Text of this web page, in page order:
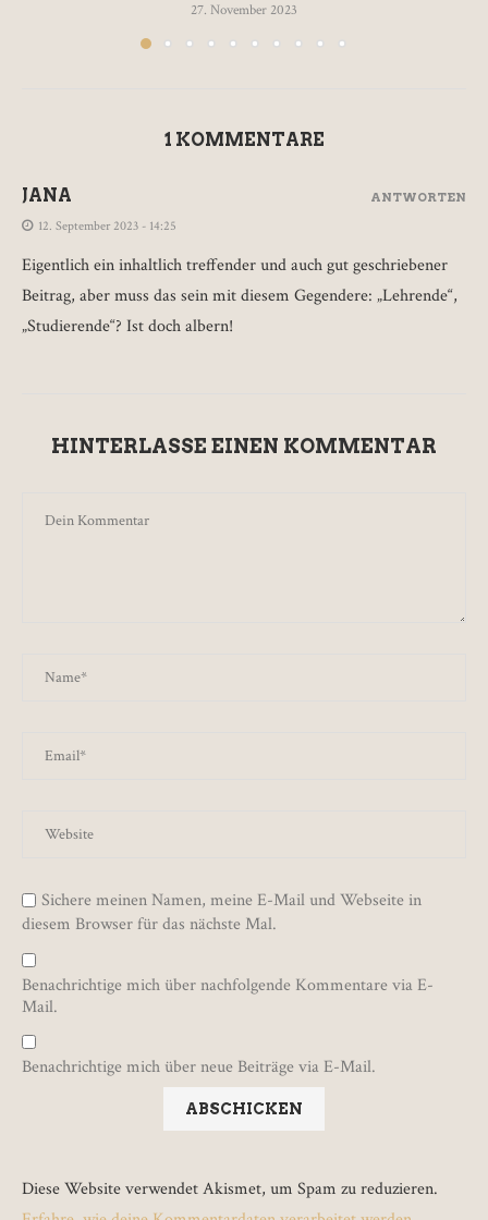
27. November 2023
1 KOMMENTARE
JANA
12. September 2023 - 14:25
Eigentlich ein inhaltlich treffender und auch gut geschriebener
Beitrag, aber muss das sein mit diesem Gegendere: „Lehrende“,
„Studierende“? Ist doch albern!
ANTWORTEN
HINTERLASSE EINEN KOMMENTAR
Sichere meinen Namen, meine E-Mail und Webseite in
diesem Browser für das nächste Mal.
Benachrichtige mich über nachfolgende Kommentare via E-
Mail.
Benachrichtige mich über neue Beiträge via E-Mail.
Diese Website verwendet Akismet, um Spam zu reduzieren.